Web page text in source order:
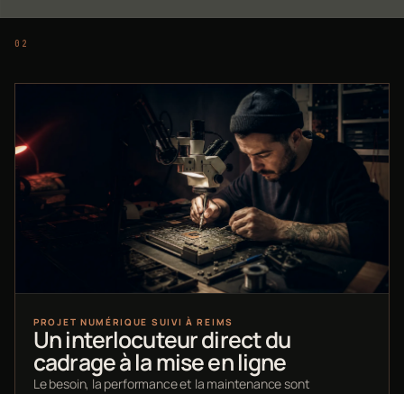
PROJET NUMÉRIQUE SUIVI À REIMS
Un interlocuteur direct du
cadrage à la mise en ligne
Le besoin, la performance et la maintenance sont